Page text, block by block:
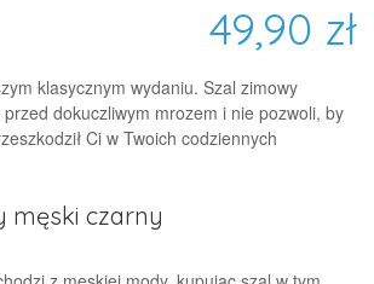
49,90 zł
klasycznym wydaniu. Szal zimowy
dokuczliwym mrozem i nie pozwoli, by
Ci w Twoich codziennych
męski czarny